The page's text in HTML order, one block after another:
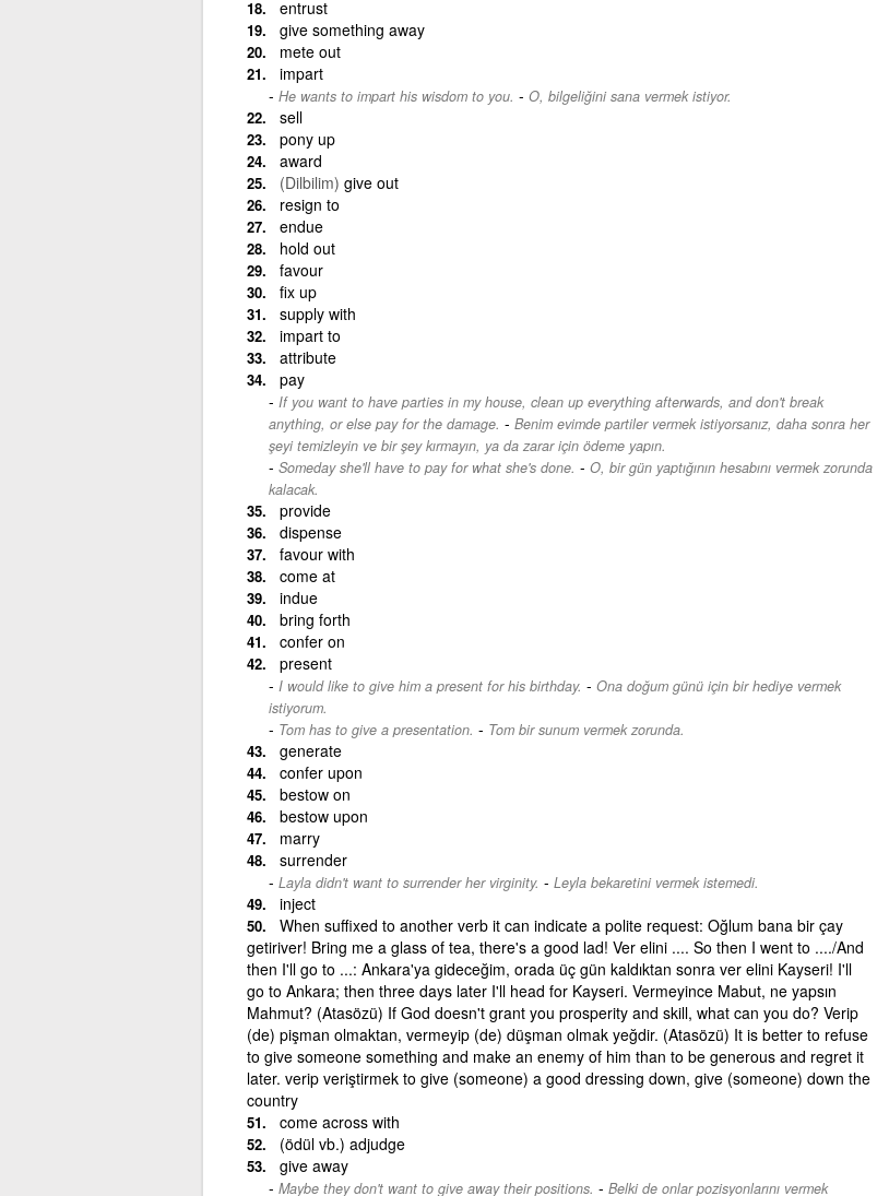
entrust
give something away
mete out
impart
He wants to impart his wisdom to you. - O, bilgeliğini sana vermek istiyor.
sell
pony up
award
(Dilbilim) give out
resign to
endue
hold out
favour
fix up
supply with
impart to
attribute
pay
If you want to have parties in my house, clean up everything afterwards, and don't break
anything, or else pay for the damage. - Benim evimde partiler vermek istiyorsanız, daha sonra her
şeyi temizleyin ve bir şey kırmayın, ya da zarar için ödeme yapın.
Someday she'll have to pay for what she's done. - O, bir gün yaptığının hesabını vermek zorunda
kalacak.
provide
dispense
favour with
come at
indue
bring forth
confer on
present
I would like to give him a present for his birthday. - Ona doğum günü için bir hediye vermek
istiyorum.
Tom has to give a presentation. - Tom bir sunum vermek zorunda.
generate
confer upon
bestow on
bestow upon
marry
surrender
Layla didn't want to surrender her virginity. - Leyla bekaretini vermek istemedi.
inject
When suffixed to another verb it can indicate a polite request: Oğlum bana bir çay
getiriver! Bring me a glass of tea, there's a good lad! Ver elini .... So then I went to ..../And
then I'll go to ...: Ankara'ya gideceğim, orada üç gün kaldıktan sonra ver elini Kayseri! I'll
go to Ankara; then three days later I'll head for Kayseri. Vermeyince Mabut, ne yapsın
Mahmut? (Atasözü) If God doesn't grant you prosperity and skill, what can you do? Verip
(de) pişman olmaktan, vermeyip (de) düşman olmak yeğdir. (Atasözü) It is better to refuse
to give someone something and make an enemy of him than to be generous and regret it
later. verip veriştirmek to give (someone) a good dressing down, give (someone) down the
country
come across with
(ödül vb.) adjudge
give away
Maybe they don't want to give away their positions. - Belki de onlar pozisyonlarını vermek